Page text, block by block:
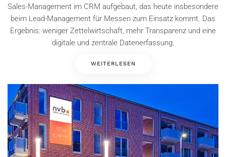
Sales-Management im CRM aufgebaut, das heute insbesondere
beim Lead-Management für Messen zum Einsatz kommt. Das
Ergebnis: weniger Zettelwirtschaft, mehr Transparenz und eine
digitale und zentrale Datenerfassung.
WEITERLESEN